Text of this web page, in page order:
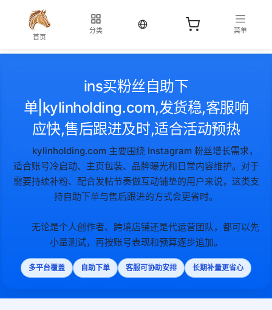
首页
分类
当前语言：中文
菜单
ins买粉丝自助下
单|kylinholding.com,发货稳,客服响
应快,售后跟进及时,适合活动预热
kylinholding.com 主要围绕 Instagram 粉丝增长需求，
适合账号冷启动、主页包装、品牌曝光和日常内容维护。对于
需要持续补粉、配合发帖节奏做互动铺垫的用户来说，这类支
持自助下单与售后跟进的方式会更省时。
无论是个人创作者、跨境店铺还是代运营团队，都可以先
小量测试，再按账号表现和预算逐步追加。
多平台覆盖 自助下单 客服可协助安排 长期补量更省心